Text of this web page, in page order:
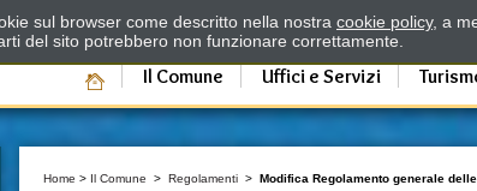
Il Comune Uffici e Servizi
Home > Il Comune >Regolamenti >Modifica Regolamento generale
sul browser come descritto nella nostra cookie policy, a
del sito potrebbero non funzionare correttamente.